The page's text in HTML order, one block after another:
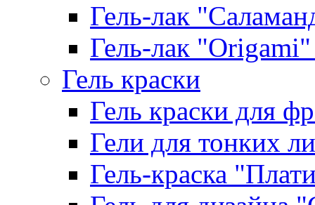
Гель-лак
Гель-лак
Гель краски
Гель краски для
Гели для тонких
Гель-краска